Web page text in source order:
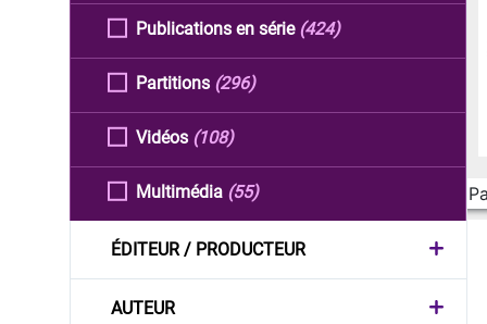
Publications en série (424)
Partitions (296)
Vidéos (108)
Multimédia (55)
ÉDITEUR / PRODUCTEUR
AUTEUR